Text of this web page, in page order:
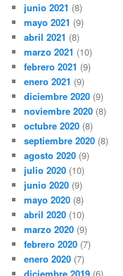
junio 2021 (8)
mayo 2021 (9)
abril 2021 (8)
marzo 2021 (10)
febrero 2021 (9)
enero 2021 (9)
diciembre 2020 (9)
noviembre 2020 (8)
octubre 2020 (8)
septiembre 2020 (8)
agosto 2020 (9)
julio 2020 (10)
junio 2020 (9)
mayo 2020 (8)
abril 2020 (10)
marzo 2020 (9)
febrero 2020 (7)
enero 2020 (7)